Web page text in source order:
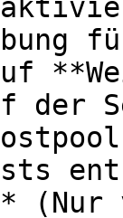
der